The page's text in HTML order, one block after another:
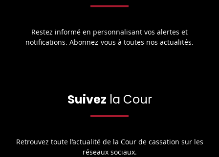
Restez informé en personnalisant vos alertes et
notifications. Abonnez-vous à toutes nos actualités.
Suivez la Cour
Retrouvez toute l’actualité de la Cour de cassation sur les
réseaux sociaux.